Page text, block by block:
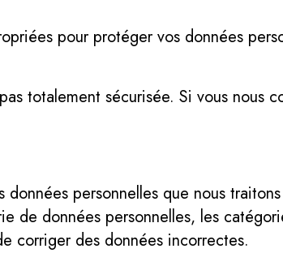
pour protéger vos données
totalement sécurisée. Si vous nous
personnelles que nous
de données personnelles, les
corriger des données incorrectes.